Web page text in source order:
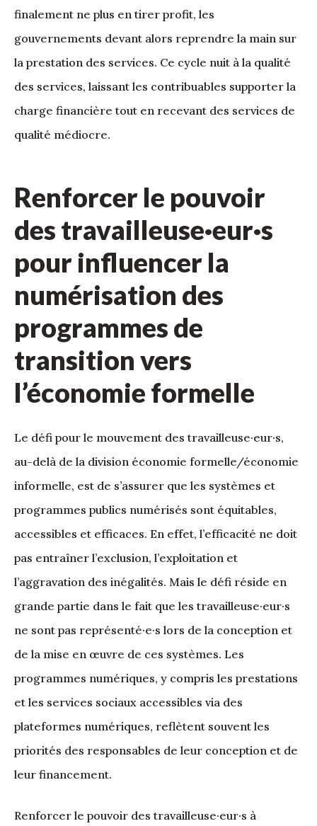
finalement ne plus en tirer profit, les
gouvernements devant alors reprendre la main sur
la prestation des services. Ce cycle nuit à la qualité
des services, laissant les contribuables supporter la
charge financière tout en recevant des services de
qualité médiocre.
Renforcer le pouvoir
des travailleuse·eur·s
pour influencer la
numérisation des
programmes de
transition vers
l’économie formelle
Le défi pour le mouvement des travailleuse·eur·s,
au-delà de la division économie formelle/économie
informelle, est de s’assurer que les systèmes et
programmes publics numérisés sont équitables,
accessibles et efficaces. En effet, l’efficacité ne doit
pas entraîner l’exclusion, l’exploitation et
l’aggravation des inégalités. Mais le défi réside en
grande partie dans le fait que les travailleuse·eur·s
ne sont pas représenté·e·s lors de la conception et
de la mise en œuvre de ces systèmes. Les
programmes numériques, y compris les prestations
et les services sociaux accessibles via des
plateformes numériques, reflètent souvent les
priorités des responsables de leur conception et de
leur financement.
Renforcer le pouvoir des travailleuse·eur·s à